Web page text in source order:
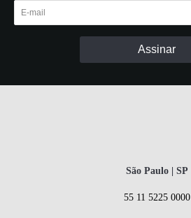
São Paulo | SP
55 11 5225 0000